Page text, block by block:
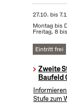
27.10. bis
Montag bis
Freitag, 8
Eintritt frei
Zweite
Baufeld
Stufe zum